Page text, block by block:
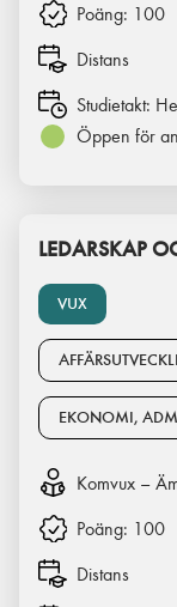
Poäng: 100
Distans
Studietakt:
Öppen för
VUX
LEDARSKAP
EKONOMI,
Komvux –
Poäng: 100
Distans